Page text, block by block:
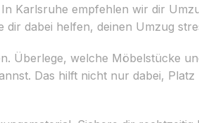
Karlsruhe empfehlen wir dir
dabei helfen, deinen Umzug
Überlege, welche Möbelstücke
Das hilft nicht nur dabei, Platz